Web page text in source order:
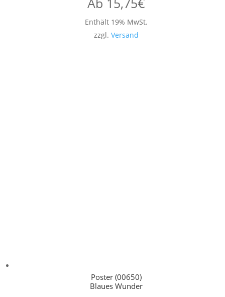
Enthält 19% MwSt.
zzgl. Versand
Poster (00650)
Blaues Wunder